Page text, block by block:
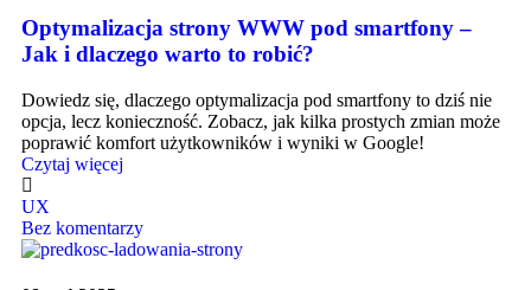
Optymalizacja strony WWW pod smartfony –
Jak i dlaczego warto to robić?
Dowiedz się, dlaczego optymalizacja pod smartfony to dziś nie
opcja, lecz konieczność. Zobacz, jak kilka prostych zmian może
poprawić komfort użytkowników i wyniki w Google!
Czytaj więcej
UX
Bez komentarzy